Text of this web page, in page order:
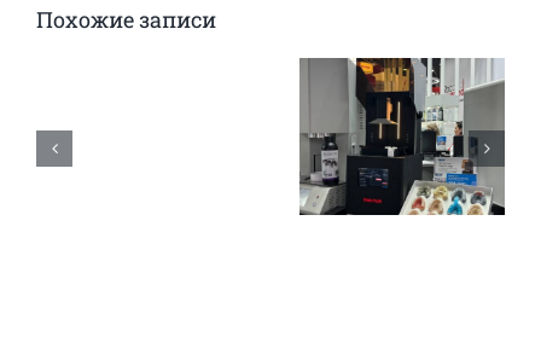
Похожие записи